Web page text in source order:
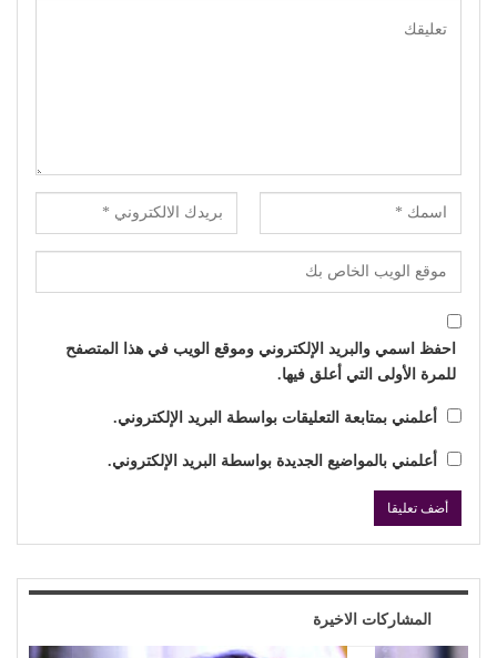
احفظ اسمي والبريد الإلكتروني وموقع الويب في هذا المتصفح
للمرة الأولى التي أعلق فيها.
أعلمني بمتابعة التعليقات بواسطة البريد الإلكتروني.
أعلمني بالمواضيع الجديدة بواسطة البريد الإلكتروني.
المشاركات الاخيرة